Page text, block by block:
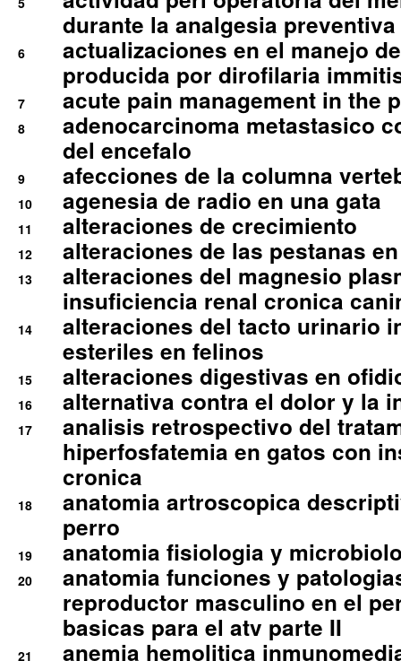
durante la analgesia
6
actualizaciones en el manejo
producida por dirofilaria
7 acute pain management in the
8
adenocarcinoma metastasico
del encefalo
9 afecciones de la columna
10 agenesia de radio en una gata
11 alteraciones de crecimiento
12 alteraciones de las pestanas
13
alteraciones del magnesio
insuficiencia renal cronica
14
alteraciones del tacto urinario
esteriles en felinos
15 alteraciones digestivas en
16 alternativa contra el dolor y la
17
analisis retrospectivo del
hiperfosfatemia en gatos con
cronica
18
anatomia artroscopica
perro
19 anatomia fisiologia y
20
anatomia funciones y
reproductor masculino en el
basicas para el atv parte II
21
anemia hemolitica